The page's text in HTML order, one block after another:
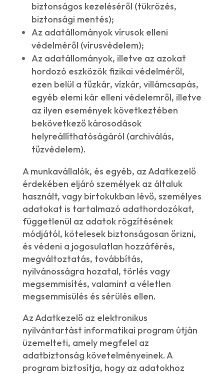
biztonságos kezeléséről (tükrözés,
biztonsági mentés);
Az adatállományok vírusok elleni
védelméről (vírusvédelem);
Az adatállományok, illetve az azokat
hordozó eszközök fizikai védelméről,
ezen belül a tűzkár, vízkár, villámcsapás,
egyéb elemi kár elleni védelemről, illetve
az ilyen események következtében
bekövetkező károsodások
helyreállíthatóságáról (archiválás,
tűzvédelem).
A munkavállalók, és egyéb, az Adatkezelő
érdekében eljáró személyek az általuk
használt, vagy birtokukban lévő, személyes
adatokat is tartalmazó adathordozókat,
függetlenül az adatok rögzítésének
módjától, kötelesek biztonságosan őrizni,
és védeni a jogosulatlan hozzáférés,
megváltoztatás, továbbítás,
nyilvánosságra hozatal, törlés vagy
megsemmisítés, valamint a véletlen
megsemmisülés és sérülés ellen.
Az Adatkezelő az elektronikus
nyilvántartást informatikai program útján
üzemelteti, amely megfelel az
adatbiztonság követelményeinek. A
program biztosítja, hogy az adatokhoz